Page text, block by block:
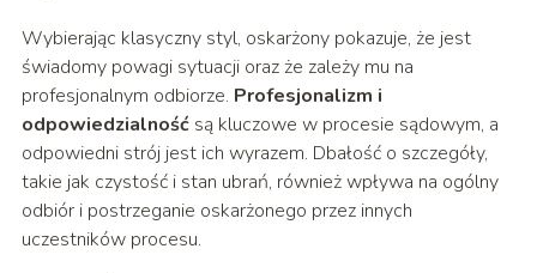
Wybierając klasyczny styl, oskarżony pokazuje, że jest
świadomy powagi sytuacji oraz że zależy mu na
profesjonalnym odbiorze. Profesjonalizm i
odpowiedzialnośćsą kluczowe w procesie sądowym, a
odpowiedni strój jest ich wyrazem. Dbałość o szczegóły,
takie jak czystość i stan ubrań, również wpływa na ogólny
odbiór i postrzeganie oskarżonego przez innych
uczestników procesu.